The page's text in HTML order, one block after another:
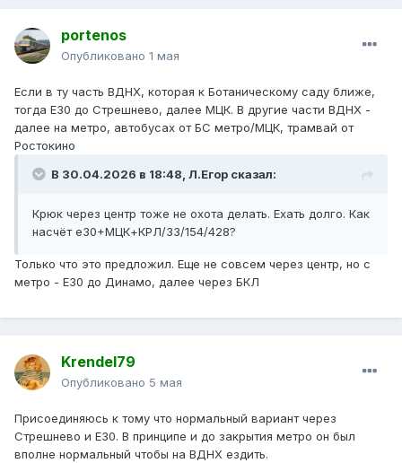
portenos
Опубликовано 1 мая
Если в ту часть ВДНХ, которая к Ботаническому саду ближе,
тогда Е30 до Стрешнево, далее МЦК. В другие части ВДНХ -
далее на метро, автобусах от БС метро/МЦК, трамвай от
Ростокино
В 30.04.2026 в 18:48, Л.Егор сказал:
Крюк через центр тоже не охота делать. Ехать долго. Как
насчёт е30+МЦК+КРЛ/33/154/428?
Только что это предложил. Еще не совсем через центр, но с
метро - Е30 до Динамо, далее через БКЛ
Krendel79
Опубликовано 5 мая
Присоединяюсь к тому что нормальный вариант через
Стрешнево и Е30. В принципе и до закрытия метро он был
вполне нормальный чтобы на ВДНХ ездить.